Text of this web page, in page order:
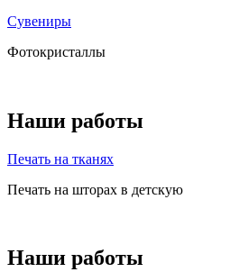
Сувениры
Фотокристаллы
Наши работы
Печать на тканях
Печать на шторах в детскую
Наши работы